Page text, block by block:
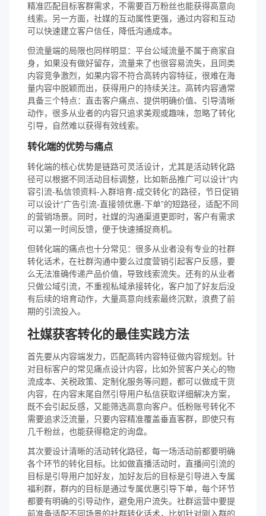
精准匹配目标客群需求，不需要百万粉丝也能获得高意向
线索。另一方面，社媒的互动属性更强，通过内容和互动
可以快速建立客户信任，降低沟通成本。
但流量端的局限也同样明显：平台公域流量不属于商家自
身，如果没有做好留存，流量来了也很容易流失，且同类
内容竞争激烈，如果内容不符合高转内容特征，很难在海
量内容中脱颖而出，获得用户的持续关注。高转内容通常
具备三个特点：直击客户痛点、提供明确价值、引导清晰
动作，很多从业者的内容只追求美观或趣味，忽略了转化
引导，自然难以获得有效线索。
转化端的优势与痛点
转化端的核心优势是链路可灵活设计，尤其是活动转化路
径可以根据不同活动目标调整，比如新品推广可以设计“内
容引流-私信领资料-入群培育-成交转化”的路径，节日促销
可以设计“广告引流-直接领优惠-下单”的短路径，适配不同
的营销场景。同时，社媒的沟通渠道更即时，客户有需求
可以第一时间反馈，便于快速捕捉商机。
但转化端的痛点也十分常见：很多从业者没有专业的社群
转化话术，在社群沟通中要么过度营销引起客户反感，要
么无法准确传递产品价值，导致线索流失。还有的从业者
只做公域引流，不重视私域承接转化，客户加了好友后没
有后续的培育动作，大量高意向线索最终沉默，浪费了前
期的引流投入。
社媒获客转化的最佳实践方法
首先要从内容端发力，匹配高转内容特征做内容规划。针
对目标客户的常见痛点设计内容，比如外贸客户关心的物
流成本、关税政策、定制化服务等问题，都可以做成干货
内容，在内容末尾自然引导用户私信获取详细解决方案，
既不会引起反感，又能筛选高意向客户。低粉账号转化不
需要追求泛流量，只要内容精准覆盖垂直客群，即使只有
几千粉丝，也能获得稳定的询盘。
其次要设计清晰的活动转化路径，每一场活动前都要明确
各个环节的转化目标。比如做直播活动时，直播间引流的
目标是引导用户加好友，加好友后的目标是引导进入专属
福利群，群内的目标是通过专属优惠引导下单，每个环节
都要有明确的引导动作，避免用户流失。社群运营中要提
前准备适配不同场景的社群转化话术，比如针对刚入群的